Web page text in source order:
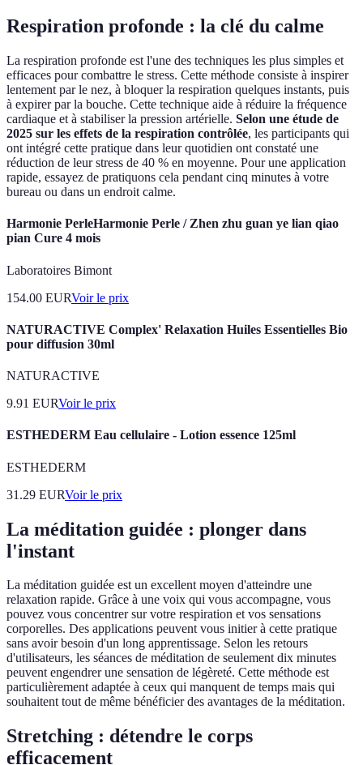
Respiration profonde : la clé du calme
La respiration profonde est l'une des techniques les plus simples et
efficaces pour combattre le stress. Cette méthode consiste à inspirer
lentement par le nez, à bloquer la respiration quelques instants, puis
à expirer par la bouche. Cette technique aide à réduire la fréquence
cardiaque et à stabiliser la pression artérielle. Selon une étude de
2025 sur les effets de la respiration contrôlée, les participants qui
ont intégré cette pratique dans leur quotidien ont constaté une
réduction de leur stress de 40 % en moyenne. Pour une application
rapide, essayez de pratiquons cela pendant cinq minutes à votre
bureau ou dans un endroit calme.
Harmonie PerleHarmonie Perle / Zhen zhu guan ye lian qiao
pian Cure 4 mois
Laboratoires Bimont
154.00 EURVoir le prix
NATURACTIVE Complex' Relaxation Huiles Essentielles Bio
pour diffusion 30ml
NATURACTIVE
9.91 EURVoir le prix
ESTHEDERM Eau cellulaire - Lotion essence 125ml
ESTHEDERM
31.29 EURVoir le prix
La méditation guidée : plonger dans
l'instant
La méditation guidée est un excellent moyen d'atteindre une
relaxation rapide. Grâce à une voix qui vous accompagne, vous
pouvez vous concentrer sur votre respiration et vos sensations
corporelles. Des applications peuvent vous initier à cette pratique
sans avoir besoin d'un long apprentissage. Selon les retours
d'utilisateurs, les séances de méditation de seulement dix minutes
peuvent engendrer une sensation de légèreté. Cette méthode est
particulièrement adaptée à ceux qui manquent de temps mais qui
souhaitent tout de même bénéficier des avantages de la méditation.
Stretching : détendre le corps
efficacement